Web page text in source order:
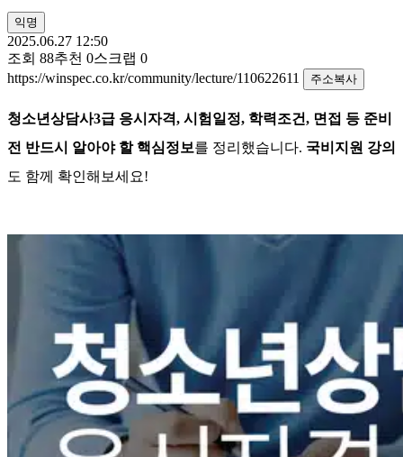
익명
2025.06.27 12:50
조회 88추천 0스크랩 0
https://winspec.co.kr/community/lecture/110622611
주소복사
청소년상담사3급 응시자격, 시험일정, 학력조건, 면접 등 준비
전 반드시 알아야 할 핵심정보를 정리했습니다. 국비지원 강의
도 함께 확인해보세요!